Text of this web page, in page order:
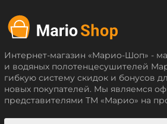
Интернет-магазин «Марио-Шоп» -
и водяных полотенцесушителей
гибкую систему скидок и бонусов
новых покупателей. Мы являемся
представителями ТМ «Марио» на